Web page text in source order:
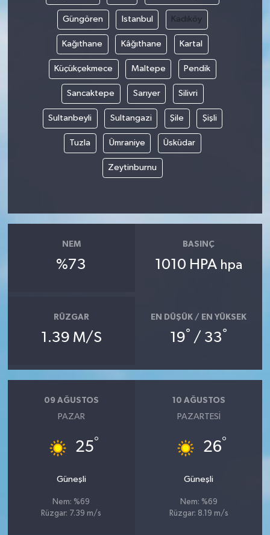
Güngören Istanbul Kadıköy
Kağıthane Kâğıthane Kartal
Küçükçekmece Maltepe Pendik
Sancaktepe Sarıyer Silivri
Sultanbeyli Sultangazi Şile Şişli
Tuzla Ümraniye Üsküdar
Zeytinburnu
NEM
%73
BASINÇ
1010 HPA hpa
RÜZGAR
1.39 M/S
EN DÜŞÜK / EN YÜKSEK
19° / 33°
09 AĞUSTOS
PAZAR
25°
Güneşli
Nem: %69
Rüzgar: 7.39 m/s
10 AĞUSTOS
PAZARTESI
26°
Güneşli
Nem: %69
Rüzgar: 8.19 m/s